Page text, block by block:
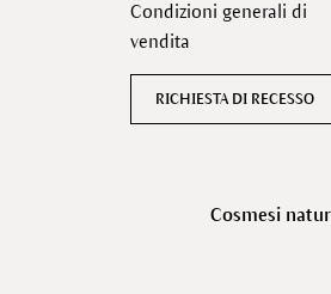
Condizioni generali di
vendita
RICHIESTA DI RECESSO
Cosmesi